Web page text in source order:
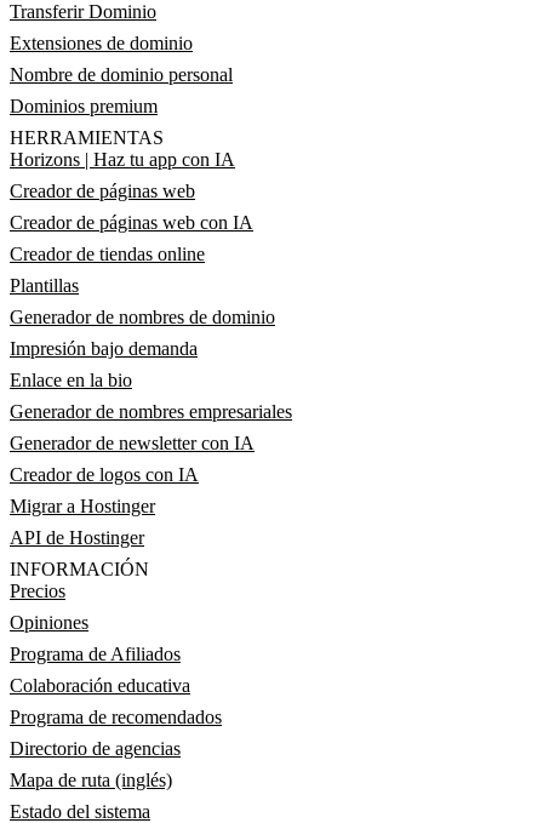
Transferir Dominio
Extensiones de dominio
Nombre de dominio personal
Dominios premium
HERRAMIENTAS
Horizons | Haz tu app con IA
Creador de páginas web
Creador de páginas web con IA
Creador de tiendas online
Plantillas
Generador de nombres de dominio
Impresión bajo demanda
Enlace en la bio
Generador de nombres empresariales
Generador de newsletter con IA
Creador de logos con IA
Migrar a Hostinger
API de Hostinger
INFORMACIÓN
Precios
Opiniones
Programa de Afiliados
Colaboración educativa
Programa de recomendados
Directorio de agencias
Mapa de ruta (inglés)
Estado del sistema